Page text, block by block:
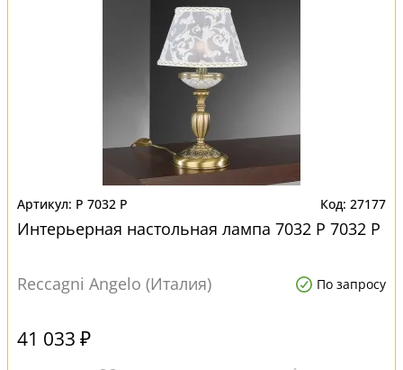
P 7032 P 27177
Интерьерная настольная лампа 7032 P 7032 P
Reccagni Angelo (Италия) По запросу
41 033 ₽